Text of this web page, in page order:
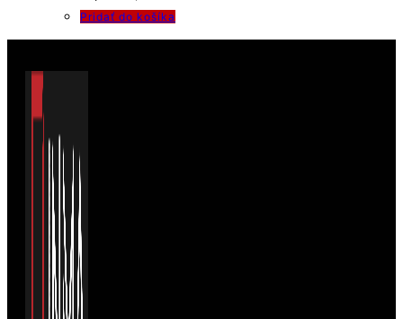
Pridať do košíka